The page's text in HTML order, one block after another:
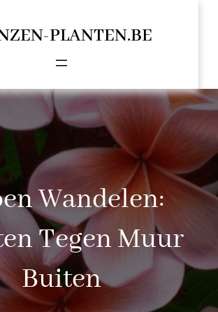
PLANTEN.BE
Wandelen:
Tegen Muur
Buiten